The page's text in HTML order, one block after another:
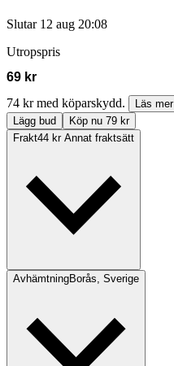
Slutar 12 aug 20:08
Utropspris
69 kr
74 kr med köparskydd.
Läs mer
Lägg bud
Köp nu 79 kr
Frakt44 kr Annat fraktsätt
AvhämtningBorås, Sverige